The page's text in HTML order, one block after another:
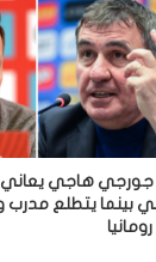
جورجي هاجي
بينما يتطلع مدرب